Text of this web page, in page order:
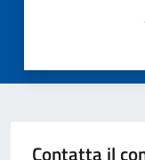
Contatta il